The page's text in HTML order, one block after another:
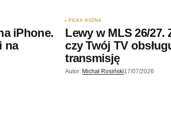
iPhone.
na
PIŁKA NOŻNA
Lewy w MLS 26/27.
czy Twój TV
transmisję
Autor: Michał Rosiński17/07/2026